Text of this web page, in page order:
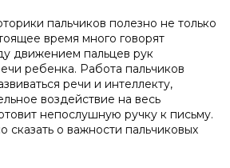
пальчиков полезно не только
время много говорят
движением пальцев рук
ребенка. Работа пальчиков
речи и интеллекту,
воздействие на весь
непослушную ручку к письму.
о важности пальчиковых